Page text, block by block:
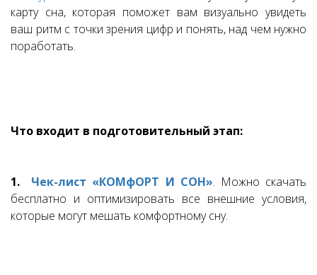
карту сна, которая поможет вам визуально увидеть
ваш ритм с точки зрения цифр и понять, над чем нужно
поработать.
Что входит в подготовительный этап:
1. Чек-лист «КОМфОРТ И СОН». Можно скачать
бесплатно и оптимизировать все внешние условия,
которые могут мешать комфортному сну.